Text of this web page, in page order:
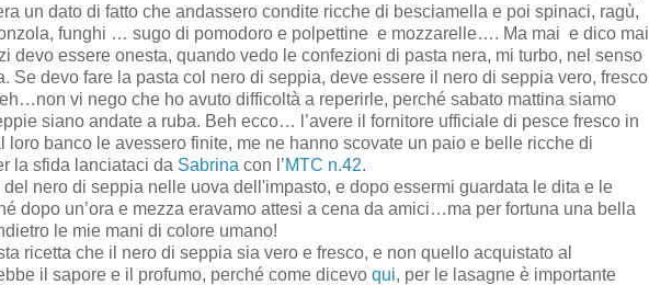
un dato di fatto che andassero condite ricche di besciamella e poi spinaci, ragù,
funghi … sugo di pomodoro e polpettine e mozzarelle…. Ma mai e dico mai
devo essere onesta, quando vedo le confezioni di pasta nera, mi turbo, nel senso
Se devo fare la pasta col nero di seppia, deve essere il nero di seppia vero, fresco
vi nego che ho avuto difficoltà a reperirle, perché sabato mattina siamo
siano andate a ruba. Beh ecco… l’avere il fornitore ufficiale di pesce fresco in
banco le avessero finite, me ne hanno scovate un paio e belle ricche di
la sfida lanciataci da Sabrina con l’MTC n.42.
nero di seppia nelle uova dell'impasto, e dopo essermi guardata le dita e le
dopo un’ora e mezza eravamo attesi a cena da amici…ma per fortuna una bella
le mie mani di colore umano!
ricetta che il nero di seppia sia vero e fresco, e non quello acquistato al
il sapore e il profumo, perché come dicevo qui, per le lasagne è importante